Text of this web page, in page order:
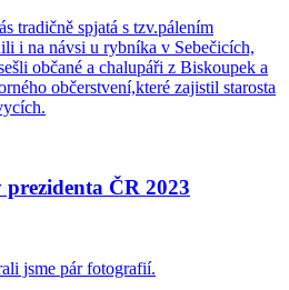
tradičně spjatá s tzv.pálením
i na návsi u rybníka v Sebečicích,
občané a chalupáři z Biskoupek a
občerstvení,které zajistil starosta
ČR 2023
jsme pár fotografií.